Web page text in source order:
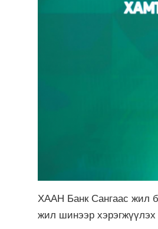
ХААН Банк Сангаас жил
жил шинээр хэрэгжүүлэх